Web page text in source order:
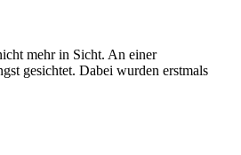
mehr in Sicht. An einer
gesichtet. Dabei wurden erstmals